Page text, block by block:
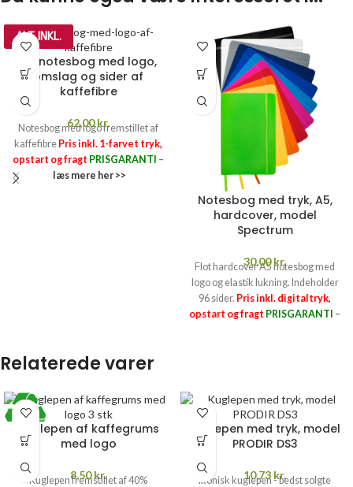
ALT INKL.
A5 notesbog med logo,
omslag og sider af
kaffefibre
62,00kr.
Notesbog med logo fremstillet af
kaffefibre Pris inkl. 1-farvet tryk,
opstart og fragt PRISGARANTI –
læs mere her >>
Notesbog med tryk, A5,
hardcover, model
Spectrum
30,00kr.
Flot hardcover A5 notesbog med
logo og elastik lukning. Indeholder
96 sider. Pris inkl. digitaltryk,
opstart og fragt PRISGARANTI –
Relaterede varer
Kuglepen af kaffegrums
med logo
8,50kr.
Kuglepen fremstillet af 40%
Kuglepen med tryk, model
PRODIR DS3
10,73 kr.
Ikonisk kuglepen - bedst solgte